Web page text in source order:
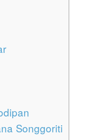
Songgoriti